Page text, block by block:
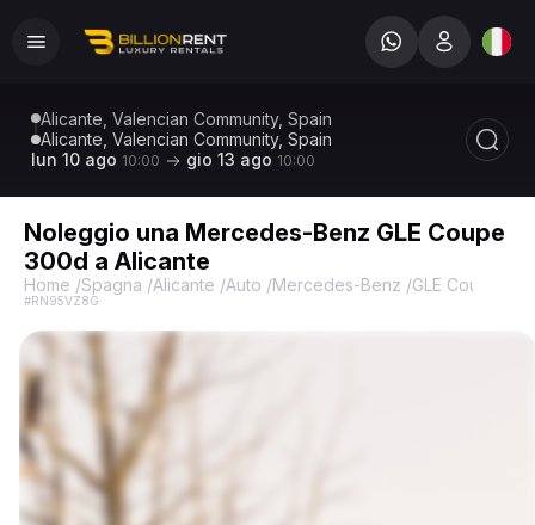
Alicante, Valencian Community, Spain
Alicante, Valencian Community, Spain
lun 10 ago 10:00 gio 13 ago 10:00
Noleggio una Mercedes-Benz GLE Coupe
300d a Alicante
Home /Spagna /Alicante /Auto /Mercedes-Benz /GLE Coupe
#RN95VZ8G